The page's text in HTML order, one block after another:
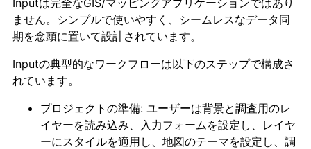
ません。シンプルで使いやすく、シームレスなデータ同
期を念頭に置いて設計されています。
Inputの典型的なワークフローは以下のステップで構成さ
れています。
プロジェクトの準備: ユーザーは背景と調査用のレ
イヤーを読み込み、入力フォームを設定し、レイヤ
ーにスタイルを適用し、地図のテーマを設定し、調